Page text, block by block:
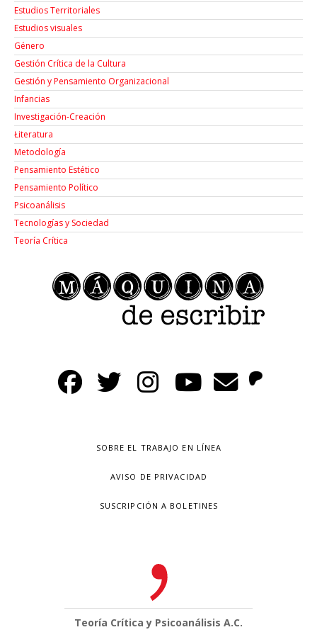
Estudios Territoriales
Estudios visuales
Género
Gestión Crítica de la Cultura
Gestión y Pensamiento Organizacional
Infancias
Investigación-Creación
Łiteratura
Metodología
Pensamiento Estético
Pensamiento Político
Psicoanálisis
Tecnologías y Sociedad
Teoría Crítica
SOBRE EL TRABAJO EN LÍNEA
AVISO DE PRIVACIDAD
SUSCRIPCIÓN A BOLETINES
Teoría Crítica y Psicoanálisis A.C.